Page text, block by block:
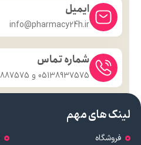
ایمیل
info@pharmacy24h.ir
شماره تماس
05138937575 و 09357887575
لینک های مهم
فروشگاه